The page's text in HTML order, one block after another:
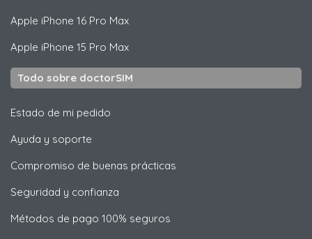
Apple iPhone 16 Pro Max
Apple iPhone 15 Pro Max
Todo sobre doctorSIM
Estado de mi pedido
Ayuda y soporte
Compromiso de buenas prácticas
Seguridad y confianza
Métodos de pago 100% seguros